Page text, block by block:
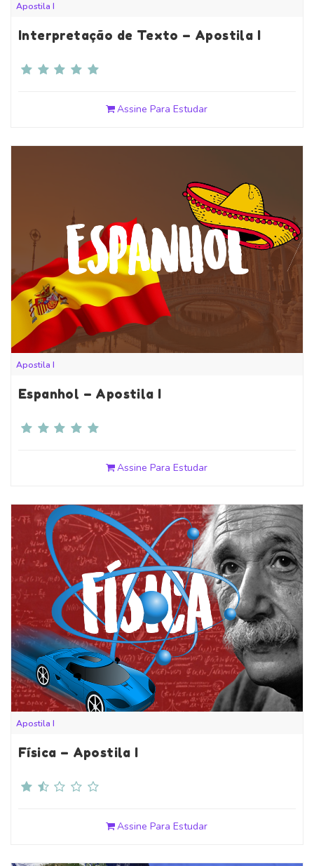
Apostila I
Interpretação de Texto – Apostila I
Assine Para Estudar
Apostila I
Espanhol – Apostila I
Assine Para Estudar
Apostila I
Física – Apostila I
Assine Para Estudar